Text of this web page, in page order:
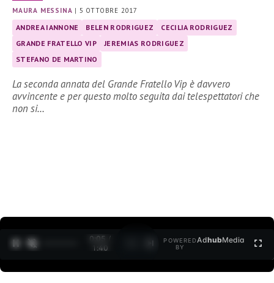
MAURA MESSINA | 5 OTTOBRE 2017
ANDREA IANNONE BELEN RODRIGUEZ
CECILIA RODRIGUEZ
GRANDE FRATELLO VIP
JEREMIAS RODRIGUEZ
STEFANO DE MARTINO
La seconda annata del Grande Fratello Vip è davvero
avvincente e per questo molto seguita dai telespettatori che
non si…
0:07 /
1:40
POWERED
BY
AdhubMedia